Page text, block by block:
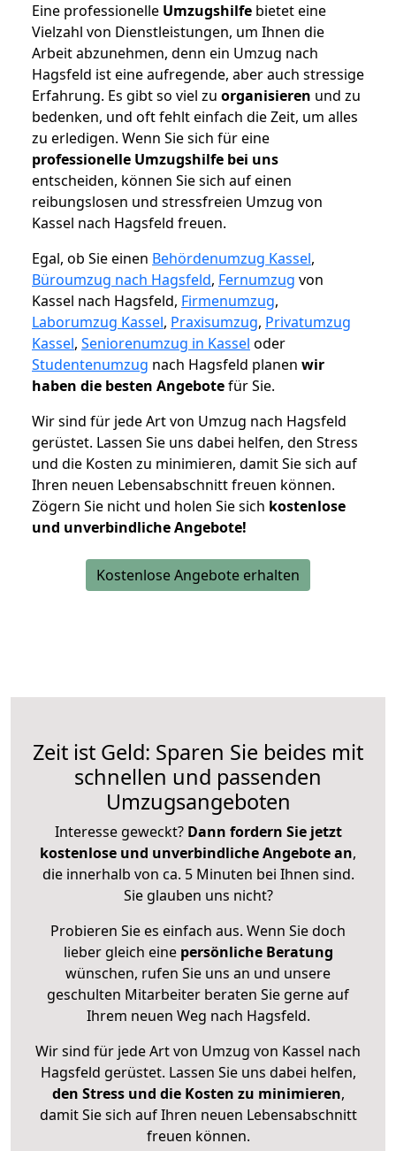
Eine professionelle Umzugshilfe bietet eine
Vielzahl von Dienstleistungen, um Ihnen die
Arbeit abzunehmen, denn ein Umzug nach
Hagsfeld ist eine aufregende, aber auch stressige
Erfahrung. Es gibt so viel zu organisieren und zu
bedenken, und oft fehlt einfach die Zeit, um alles
zu erledigen. Wenn Sie sich für eine
professionelle Umzugshilfe bei uns
entscheiden, können Sie sich auf einen
reibungslosen und stressfreien Umzug von
Kassel nach Hagsfeld freuen.
Egal, ob Sie einen Behördenumzug Kassel,
Büroumzug nach Hagsfeld, Fernumzug von
Kassel nach Hagsfeld, Firmenumzug,
Laborumzug Kassel, Praxisumzug, Privatumzug
Kassel, Seniorenumzug in Kassel oder
Studentenumzug nach Hagsfeld planen wir
haben die besten Angebotefür Sie.
Wir sind für jede Art von Umzug nach Hagsfeld
gerüstet. Lassen Sie uns dabei helfen, den Stress
und die Kosten zu minimieren, damit Sie sich auf
Ihren neuen Lebensabschnitt freuen können.
Zögern Sie nicht und holen Sie sich kostenlose
und unverbindliche Angebote!
Kostenlose Angebote erhalten
Zeit ist Geld: Sparen Sie beides mit
schnellen und passenden
Umzugsangeboten
Interesse geweckt? Dann fordern Sie jetzt
kostenlose und unverbindliche Angebote an,
die innerhalb von ca. 5 Minuten bei Ihnen sind.
Sie glauben uns nicht?
Probieren Sie es einfach aus. Wenn Sie doch
lieber gleich eine persönliche Beratung
wünschen, rufen Sie uns an und unsere
geschulten Mitarbeiter beraten Sie gerne auf
Ihrem neuen Weg nach Hagsfeld.
Wir sind für jede Art von Umzug von Kassel nach
Hagsfeld gerüstet. Lassen Sie uns dabei helfen,
den Stress und die Kosten zu minimieren,
damit Sie sich auf Ihren neuen Lebensabschnitt
freuen können.